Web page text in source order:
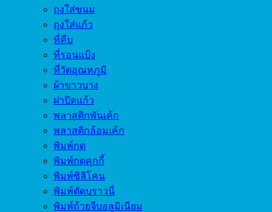
ถุงใส่ขนม
ถุงใส่แก้ว
ที่คีบ
ที่รอนแป้ง
ที่วัดอุณหภูมิ
ผ้าขาวบาง
ฝาปิดแก้ว
พลาสติกพันเค้ก
พลาสติกล้อมเค้ก
พิมพ์กด
พิมพ์กดคุกกี้
พิมพ์ซิลิโคน
พิมพ์ตัดบราวนี่
พิมพ์ถ้วยจีบอลูมิเนียม